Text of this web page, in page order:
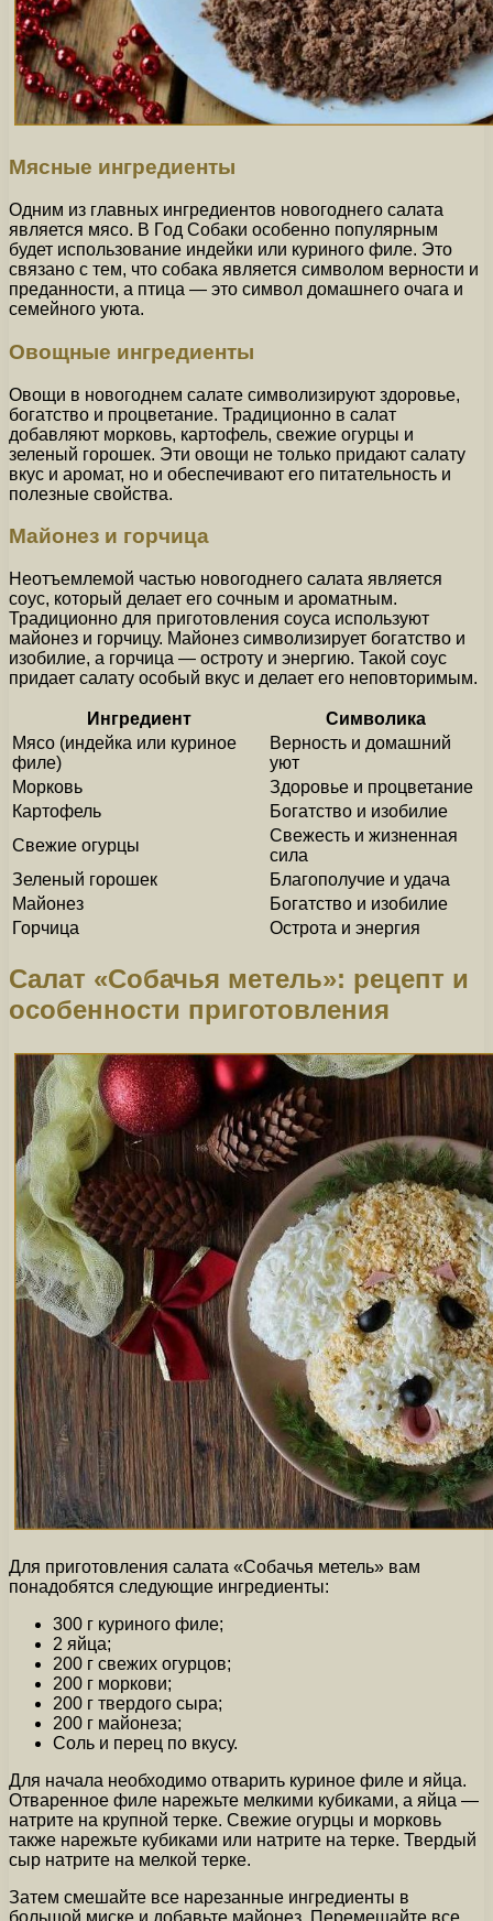
Мясные ингредиенты
Одним из главных ингредиентов новогоднего салата
является мясо. В Год Собаки особенно популярным
будет использование индейки или куриного филе. Это
связано с тем, что собака является символом верности и
преданности, а птица — это символ домашнего очага и
семейного уюта.
Овощные ингредиенты
Овощи в новогоднем салате символизируют здоровье,
богатство и процветание. Традиционно в салат
добавляют морковь, картофель, свежие огурцы и
зеленый горошек. Эти овощи не только придают салату
вкус и аромат, но и обеспечивают его питательность и
полезные свойства.
Майонез и горчица
Неотъемлемой частью новогоднего салата является
соус, который делает его сочным и ароматным.
Традиционно для приготовления соуса используют
майонез и горчицу. Майонез символизирует богатство и
изобилие, а горчица — остроту и энергию. Такой соус
придает салату особый вкус и делает его неповторимым.
Ингредиент
Символика
Мясо (индейка или куриное
филе)
Верность и домашний
уют
Морковь
Здоровье и процветание
Картофель
Богатство и изобилие
Свежие огурцы
Свежесть и жизненная
сила
Зеленый горошек
Благополучие и удача
Майонез
Богатство и изобилие
Горчица
Острота и энергия
Салат «Собачья метель»: рецепт и
особенности приготовления
Для приготовления салата «Собачья метель» вам
понадобятся следующие ингредиенты:
300 г куриного филе;
2 яйца;
200 г свежих огурцов;
200 г моркови;
200 г твердого сыра;
200 г майонеза;
Соль и перец по вкусу.
Для начала необходимо отварить куриное филе и яйца.
Отваренное филе нарежьте мелкими кубиками, а яйца —
натрите на крупной терке. Свежие огурцы и морковь
также нарежьте кубиками или натрите на терке. Твердый
сыр натрите на мелкой терке.
Затем смешайте все нарезанные ингредиенты в
большой миске и добавьте майонез. Перемешайте все